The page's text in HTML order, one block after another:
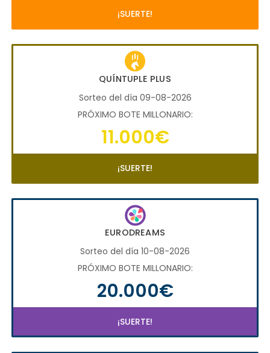
¡SUERTE!
QUÍNTUPLE PLUS
Sorteo del día 09-08-2026
PRÓXIMO BOTE MILLONARIO:
11.000€
¡SUERTE!
EURODREAMS
Sorteo del día 10-08-2026
PRÓXIMO BOTE MILLONARIO:
20.000€
¡SUERTE!